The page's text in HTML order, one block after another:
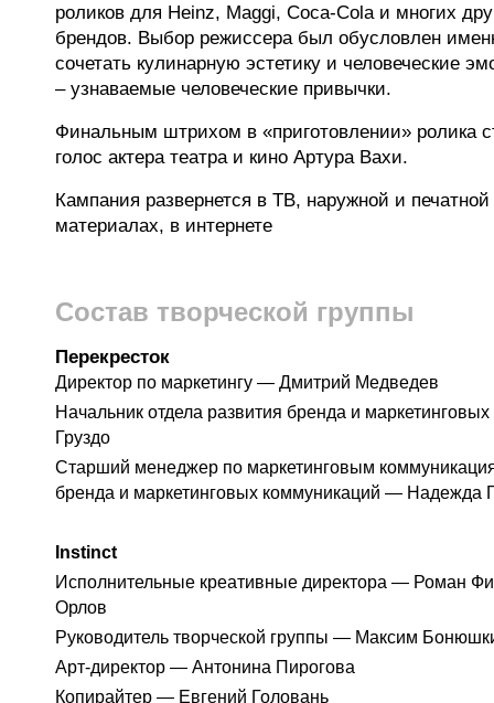
роликов для Heinz, Maggi, Coca-Cola и многих
брендов. Выбор режиссера был обусловлен
сочетать кулинарную эстетику и человеческие
– узнаваемые человеческие привычки.
Финальным штрихом в «приготовлении» ролика
голос актера театра и кино Артура Вахи.
Кампания развернется в ТВ, наружной и
материалах, в интернете
Состав творческой группы
Перекресток
Директор по маркетингу — Дмитрий Медведев
Начальник отдела развития бренда и
Груздо
Старший менеджер по маркетинговым
бренда и маркетинговых коммуникаций — Надежда
Instinct
Исполнительные креативные директора — Роман
Орлов
Руководитель творческой группы — Максим
Арт-директор — Антонина Пирогова
Копирайтер — Евгений Головань